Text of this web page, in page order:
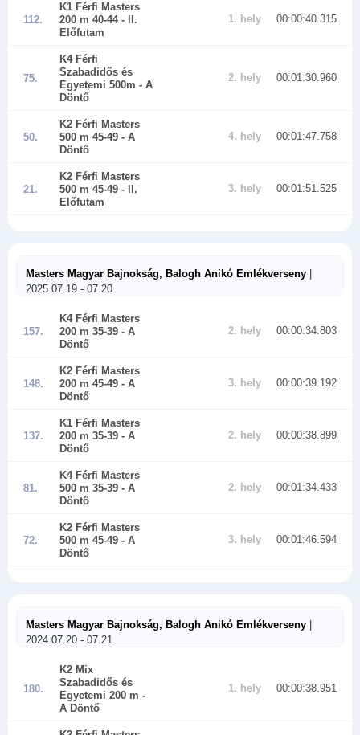
112.
K1 Férfi Masters
200 m 40-44- II.
Előfutam
1. hely 00:00:40.315
75.
K4 Férfi
Szabadidős és
Egyetemi 500m - A
Döntő
2. hely 00:01:30.960
50.
K2 Férfi Masters
500 m 45-49 - A
Döntő
4. hely 00:01:47.758
21.
K2 Férfi Masters
500 m 45-49 - II.
Előfutam
3. hely 00:01:51.525
Masters Magyar Bajnokság, Balogh Anikó Emlékverseny |
2025.07.19 - 07.20
157.
K4 Férfi Masters
200 m 35-39 - A
Döntő
2. hely 00:00:34.803
148.
K2 Férfi Masters
200 m 45-49 - A
Döntő
3. hely 00:00:39.192
137.
K1 Férfi Masters
200 m 35-39 - A
Döntő
2. hely 00:00:38.899
81.
K4 Férfi Masters
500 m 35-39 - A
Döntő
2. hely 00:01:34.433
72.
K2 Férfi Masters
500 m 45-49 - A
Döntő
3. hely 00:01:46.594
Masters Magyar Bajnokság, Balogh Anikó Emlékverseny |
2024.07.20 - 07.21
180.
K2 Mix
Szabadidős és
Egyetemi 200 m -
A Döntő
1. hely 00:00:38.951